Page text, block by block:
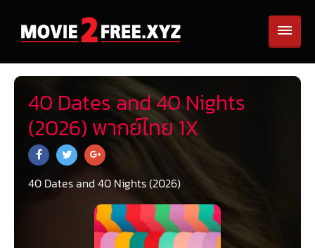
40 Dates and 40 Nights
(2026) พากย์ไทย 1X
40 Dates and 40 Nights (2026)